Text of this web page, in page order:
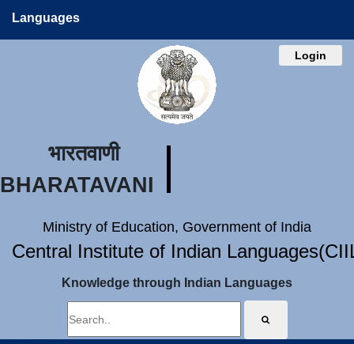
Languages
Login
भारतवाणी
BHARATAVANI
Ministry of Education, Government of India
Central Institute of Indian
Knowledge through Indian Languages